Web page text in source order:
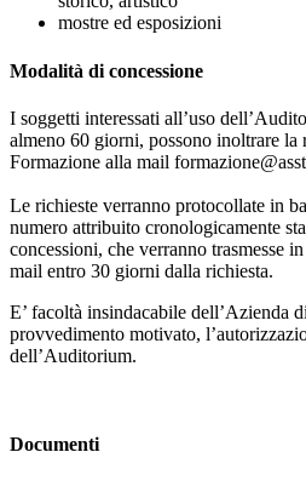
mostre ed esposizioni
Modalità di concessione
I soggetti interessati all’uso
almeno 60 giorni, possono inoltrare la
Formazione alla mail
Le richieste verranno protocollate in
numero attribuito cronologicamente
concessioni, che verranno trasmesse
mail entro 30 giorni dalla richiesta.
E’ facoltà insindacabile dell’Azienda
provvedimento motivato,
dell’Auditorium.
Documenti